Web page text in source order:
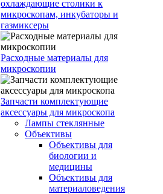
охлаждающие столики к
микроскопам, инкубаторы и
газмиксеры
Расходные материалы для
микроскопии
Запчасти комплектующие
аксессуары для микроскопа
Лампы стеклянные
Объективы
Объективы для
биологии и
медицины
Объективы для
материаловедения